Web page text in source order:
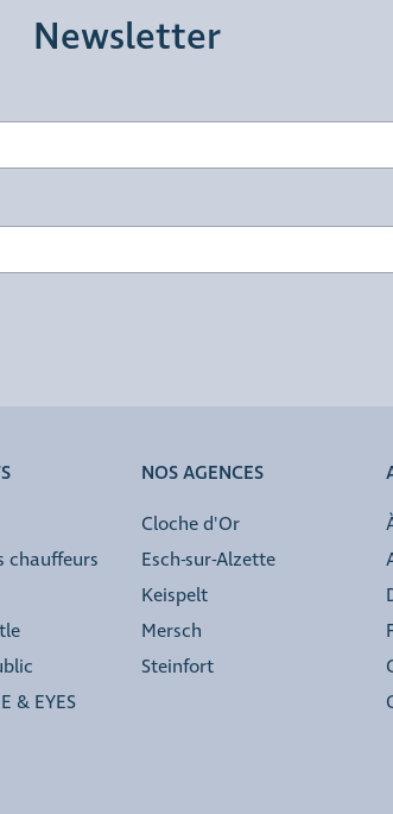
Newsletter
chauffeurs
& EYES
NOS AGENCES
Cloche d'Or
Esch-sur-Alzette
Keispelt
Mersch
Steinfort